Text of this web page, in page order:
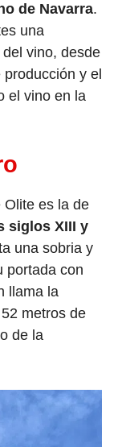
de Navarra.
una
vino, desde
y el
el vino en la
Olite es la de
siglos XIII y
una sobria y
portada con
llama la
metros de
de la